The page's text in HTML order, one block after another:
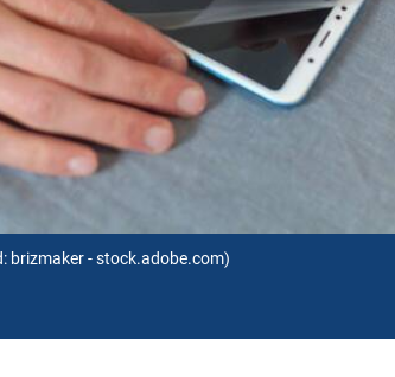
brizmaker - stock.adobe.com)